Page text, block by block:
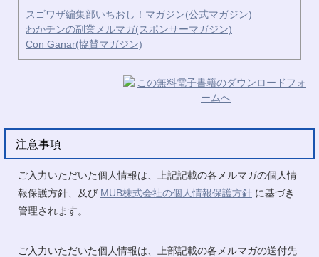
スゴワザ編集部いちおし！マガジン(公式マガジン)
わかチンの副業メルマガ(スポンサーマガジン)
Con Ganar(協賛マガジン)
注意事項
ご入力いただいた個人情報は、上記記載の各メルマガの個人情
報保護方針、及び MUB株式会社の個人情報保護方針 に基づき
管理されます。
ご入力いただいた個人情報は、上部記載の各メルマガの送付先